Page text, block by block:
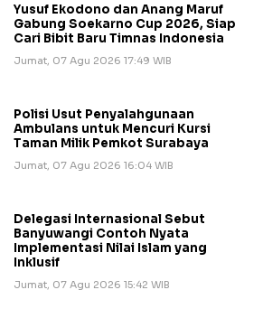
Yusuf Ekodono dan Anang Maruf
Gabung Soekarno Cup 2026, Siap
Cari Bibit Baru Timnas Indonesia
Jumat, 07 Agu 2026 17:49 WIB
Polisi Usut Penyalahgunaan
Ambulans untuk Mencuri Kursi
Taman Milik Pemkot Surabaya
Jumat, 07 Agu 2026 16:04 WIB
Delegasi Internasional Sebut
Banyuwangi Contoh Nyata
Implementasi Nilai Islam yang
Inklusif
Jumat, 07 Agu 2026 15:42 WIB